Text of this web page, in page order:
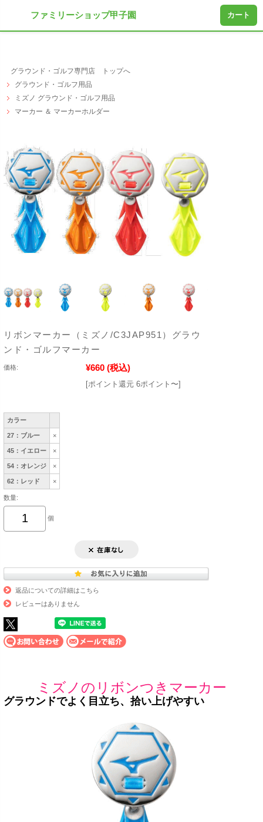
グラウンド・ゴルフ専門店 トップへ
グラウンド・ゴルフ用品
ミズノ グラウンド・ゴルフ用品
マーカー ＆ マーカーホルダー
リボンマーカー（ミズノ/C3JAP951）グラウ
ンド・ゴルフマーカー
価格: ¥660 (税込)
[ポイント還元 6ポイント〜]
カラー
27：ブルー ×
45：イエロー ×
54：オレンジ ×
62：レッド ×
数量:
個
返品についての詳細はこちら
レビューはありません
ミズノのリボンつきマーカー
グラウンドでよく目立ち、拾い上げやすい
ファミリーショップ甲子園 カート